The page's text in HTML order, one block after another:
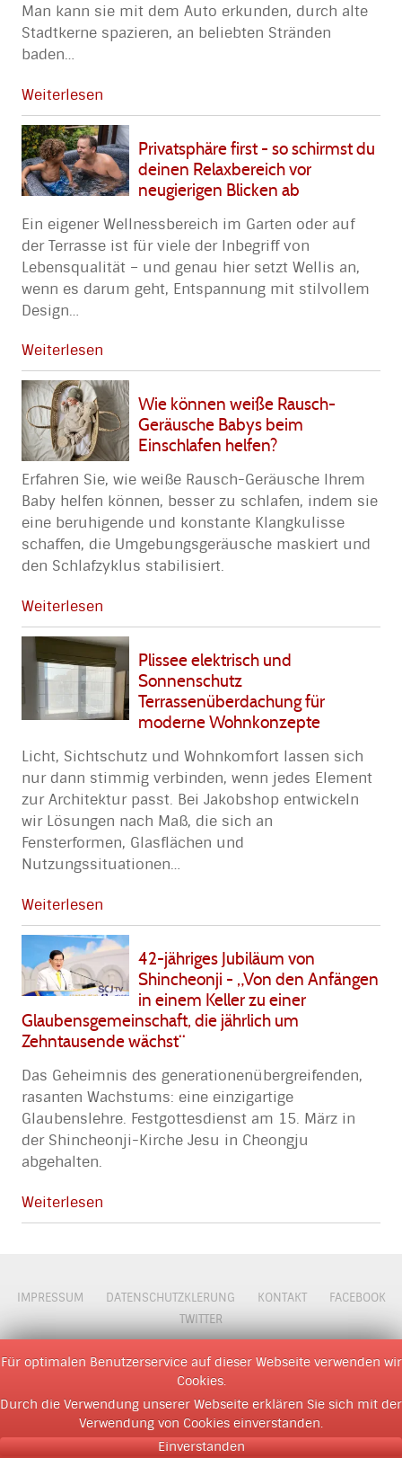
Man kann sie mit dem Auto erkunden, durch alte
Stadtkerne spazieren, an beliebten Stränden
baden…
Weiterlesen
Privatsphäre first - so schirmst du
deinen Relaxbereich vor
neugierigen Blicken ab
Ein eigener Wellnessbereich im Garten oder auf
der Terrasse ist für viele der Inbegriff von
Lebensqualität – und genau hier setzt Wellis an,
wenn es darum geht, Entspannung mit stilvollem
Design…
Weiterlesen
Wie können weiße Rausch-
Geräusche Babys beim
Einschlafen helfen?
Erfahren Sie, wie weiße Rausch-Geräusche Ihrem
Baby helfen können, besser zu schlafen, indem sie
eine beruhigende und konstante Klangkulisse
schaffen, die Umgebungsgeräusche maskiert und
den Schlafzyklus stabilisiert.
Weiterlesen
Plissee elektrisch und
Sonnenschutz
Terrassenüberdachung für
moderne Wohnkonzepte
Licht, Sichtschutz und Wohnkomfort lassen sich
nur dann stimmig verbinden, wenn jedes Element
zur Architektur passt. Bei Jakobshop entwickeln
wir Lösungen nach Maß, die sich an
Fensterformen, Glasflächen und
Nutzungssituationen…
Weiterlesen
42-jähriges Jubiläum von
Shincheonji - „Von den Anfängen
in einem Keller zu einer
Glaubensgemeinschaft, die jährlich um
Zehntausende wächst“
Das Geheimnis des generationenübergreifenden,
rasanten Wachstums: eine einzigartige
Glaubenslehre. Festgottesdienst am 15. März in
der Shincheonji-Kirche Jesu in Cheongju
abgehalten.
Weiterlesen
IMPRESSUM DATENSCHUTZKLERUNG KONTAKT
FACEBOOK
TWITTER
© 2009 - 2026 D M O Z
Für optimalen Benutzerservice auf dieser Webseite verwenden wir
Cookies.
Durch die Verwendung unserer Webseite erklären Sie sich mit der
Verwendung von Cookies einverstanden.
Einverstanden